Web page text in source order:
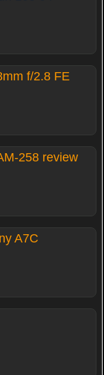
f/2.8 FE
258 review
A7C